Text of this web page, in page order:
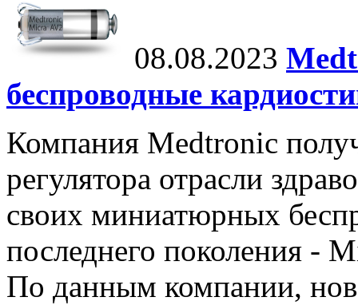
08.08.2023
беспроводные
Компания Medtronic
регулятора отрасли
своих миниатюрных
последнего поколения -
По данным компании,